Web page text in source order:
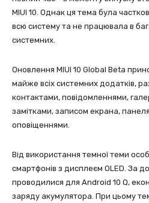
MIUI 10. Однак ця тема була
всю систему та не працювала в
системних.
Оновлення MIUI 10 Global Beta
майже всіх системних додатків,
контактами, повідомленнями,
замітками, записом екрана,
оповіщеннями.
Від використання темної теми
смартфонів з дисплеєм OLED. За
проводилися для Android 10 Q,
заряду акумулятора. При цьому